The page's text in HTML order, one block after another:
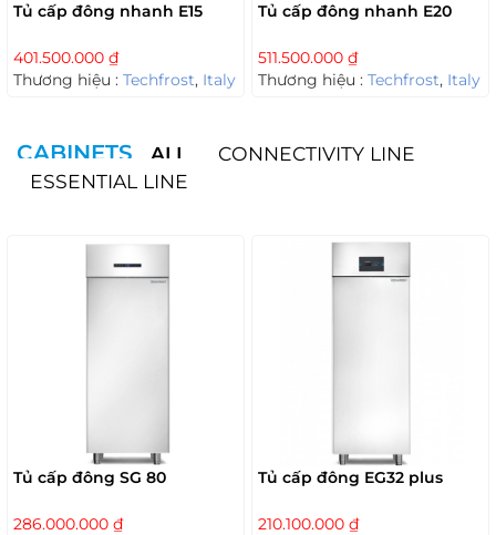
Tủ cấp đông nhanh E15
401.500.000 ₫
Thương hiệu : Techfrost, Italy
Tủ cấp đông nhanh E20
511.500.000 ₫
Thương hiệu : Techfrost, Italy
CABINETS ALL
CONNECTIVITY LINE
ESSENTIAL LINE
Tủ cấp đông SG 80
286.000.000 ₫
Tủ cấp đông EG32 plus
210.100.000 ₫